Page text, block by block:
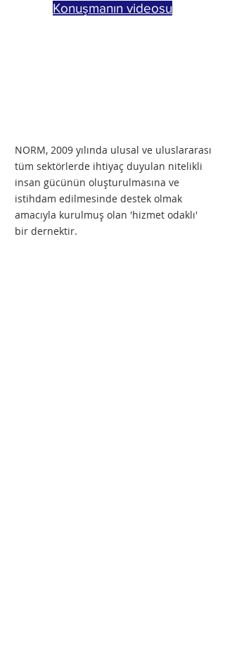
Konuşmanın videosu
NORM, 2009 yılında ulusal ve uluslararası
tüm sektörlerde ihtiyaç duyulan nitelikli
insan gücünün oluşturulmasına ve
istihdam edilmesinde destek olmak
amacıyla kurulmuş olan 'hizmet odaklı'
bir dernektir.